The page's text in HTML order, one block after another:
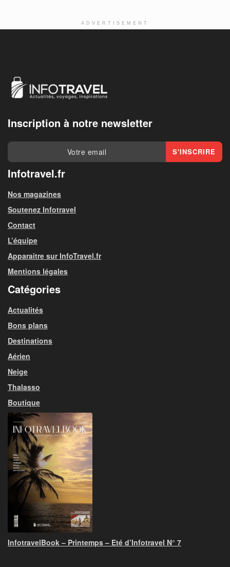
ADVERTISEMENT
Inscription à notre newsletter
Infotravel.fr
Nos magazines
Soutenez Infotravel
Contact
L’équipe
Apparaitre sur InfoTravel.fr
Mentions légales
Catégories
Actualités
Bons plans
Destinations
Aérien
Neige
Thalasso
Boutique
InfotravelBook – Printemps – Eté d’Infotravel N° 7